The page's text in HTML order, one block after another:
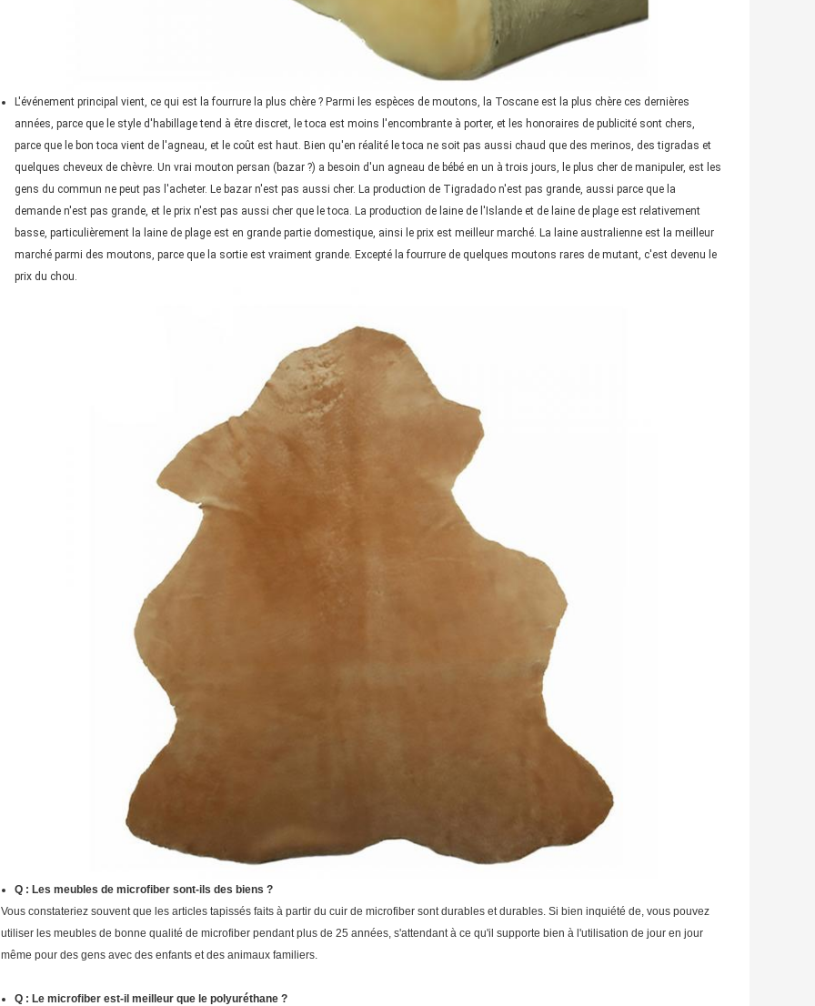
L'événement principal vient, ce qui est la fourrure la plus chère ? Parmi les espèces de moutons, la Toscane est la plus chère ces dernières
années, parce que le style d'habillage tend à être discret, le toca est moins l'encombrante à porter, et les honoraires de publicité sont chers,
parce que le bon toca vient de l'agneau, et le coût est haut. Bien qu'en réalité le toca ne soit pas aussi chaud que des merinos, des tigradas et
quelques cheveux de chèvre. Un vrai mouton persan (bazar ?) a besoin d'un agneau de bébé en un à trois jours, le plus cher de manipuler, est les
gens du commun ne peut pas l'acheter. Le bazar n'est pas aussi cher. La production de Tigradado n'est pas grande, aussi parce que la
demande n'est pas grande, et le prix n'est pas aussi cher que le toca. La production de laine de l'Islande et de laine de plage est relativement
basse, particulièrement la laine de plage est en grande partie domestique, ainsi le prix est meilleur marché. La laine australienne est la meilleur
marché parmi des moutons, parce que la sortie est vraiment grande. Excepté la fourrure de quelques moutons rares de mutant, c'est devenu le
prix du chou.
Q : Les meubles de microfiber sont-ils des biens ?
Vous constateriez souvent que les articles tapissés faits à partir du cuir de microfiber sont durables et durables. Si bien inquiété de, vous pouvez
utiliser les meubles de bonne qualité de microfiber pendant plus de 25 années, s'attendant à ce qu'il supporte bien à l'utilisation de jour en jour
même pour des gens avec des enfants et des animaux familiers.
Q : Le microfiber est-il meilleur que le polyuréthane ?